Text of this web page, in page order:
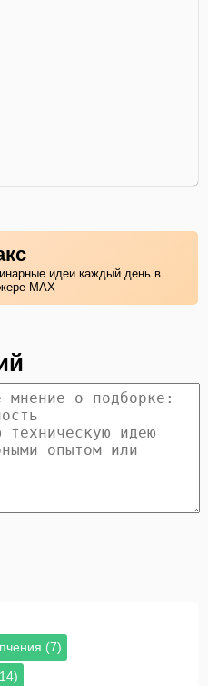
идеи каждый день в
MAX
(7)